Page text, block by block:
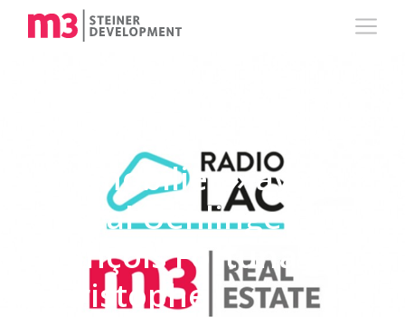
l’immobilier » avec
Pascal Uehlinger,
François Fortuna et
Christophe